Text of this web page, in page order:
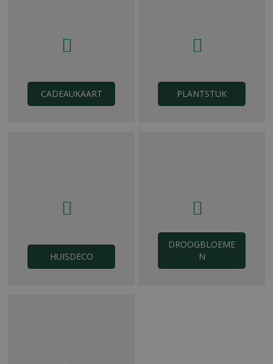
CADEAUKAART PLANTSTUK
HUISDECO
DROOGBLOEME
N